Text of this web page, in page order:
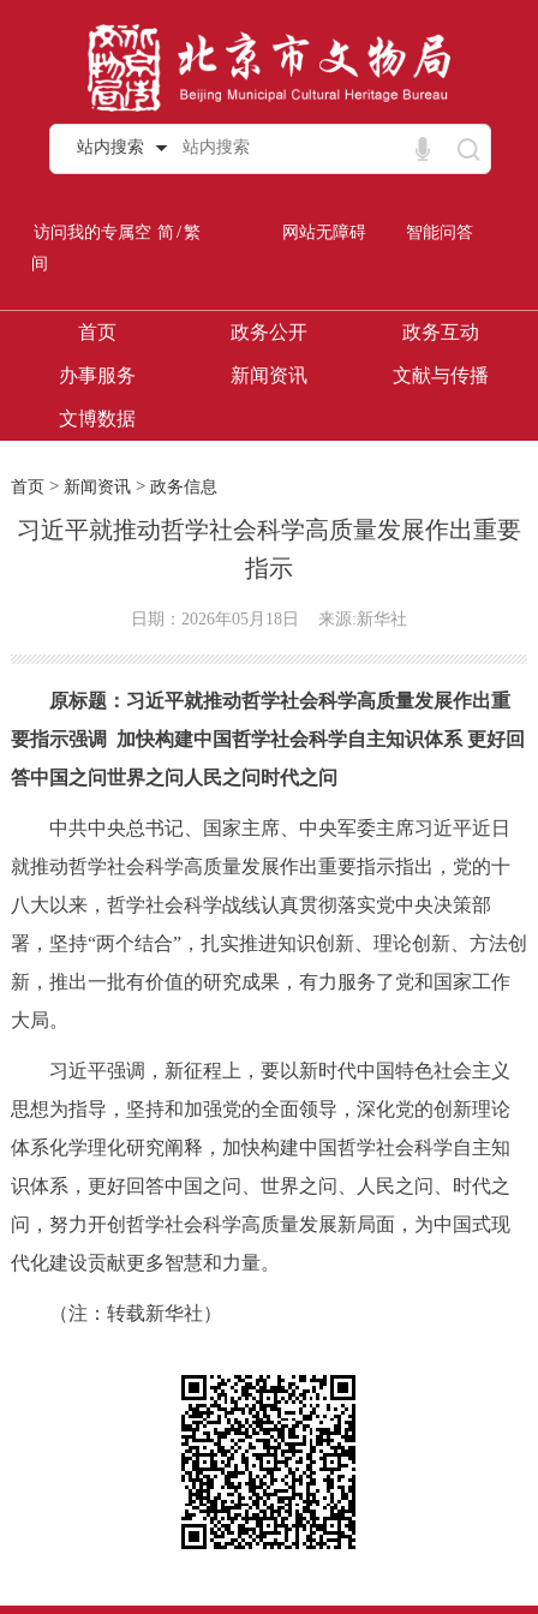
站内搜索
访问我的专属空
间
简/繁 网站无障碍 智能问答
首页 政务公开 政务互动
办事服务 新闻资讯 文献与传播
文博数据
首页> 新闻资讯> 政务信息
习近平就推动哲学社会科学高质量发展作出重要
指示
日期：2026年05月18日 来源:新华社
原标题：习近平就推动哲学社会科学高质量发展作出重
要指示强调 加快构建中国哲学社会科学自主知识体系 更好回
答中国之问世界之问人民之问时代之问
中共中央总书记、国家主席、中央军委主席习近平近日
就推动哲学社会科学高质量发展作出重要指示指出，党的十
八大以来，哲学社会科学战线认真贯彻落实党中央决策部
署，坚持“两个结合”，扎实推进知识创新、理论创新、方法创
新，推出一批有价值的研究成果，有力服务了党和国家工作
大局。
习近平强调，新征程上，要以新时代中国特色社会主义
思想为指导，坚持和加强党的全面领导，深化党的创新理论
体系化学理化研究阐释，加快构建中国哲学社会科学自主知
识体系，更好回答中国之问、世界之问、人民之问、时代之
问，努力开创哲学社会科学高质量发展新局面，为中国式现
代化建设贡献更多智慧和力量。
（注：转载新华社）